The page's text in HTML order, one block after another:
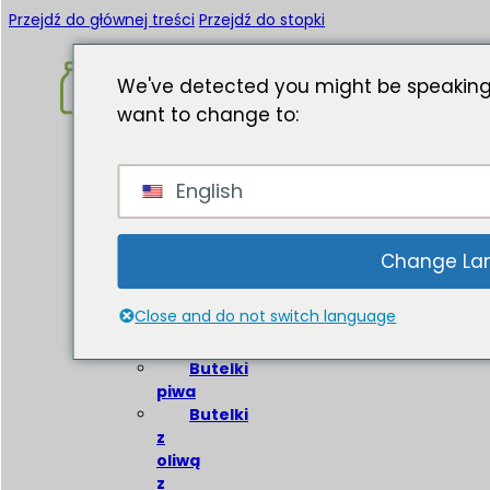
Przejdź do głównej treści Przejdź do stopki
Strona
główna
O
Butelki
Butelki
piwa
Butelki
z
oliwą
z
We've detected you might be
want to change to:
English
Change
Close and do not switch language